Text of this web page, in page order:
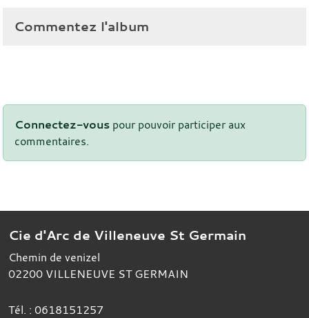
Commentez l'album
Connectez-vous pour pouvoir participer aux
commentaires.
Cie d'Arc de Villeneuve St Germain
Chemin de venizel
02200 VILLENEUVE ST GERMAIN
Tél. : 0618151257